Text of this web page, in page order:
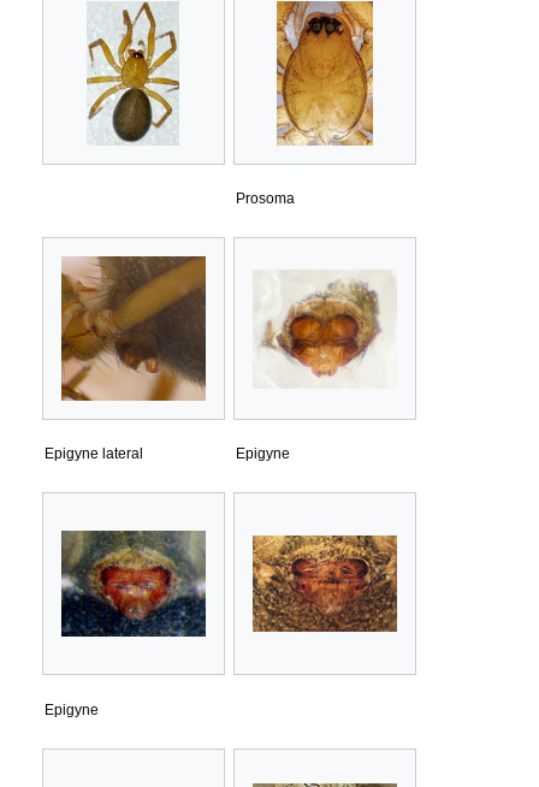
Prosoma
Epigyne lateral Epigyne
Epigyne